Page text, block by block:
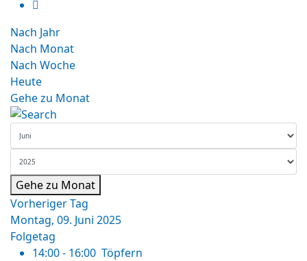
Nach Jahr
Nach Monat
Nach Woche
Heute
Gehe zu Monat
Gehe zu Monat
Vorheriger Tag
Montag, 09. Juni 2025
Folgetag
14:00 - 16:00 Töpfern